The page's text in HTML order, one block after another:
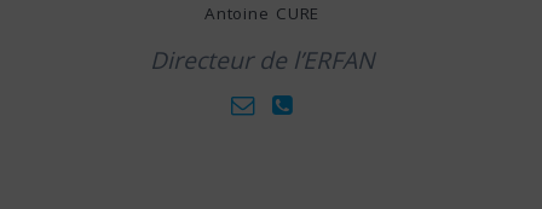
Antoine CURE
Directeur de l’ERFAN